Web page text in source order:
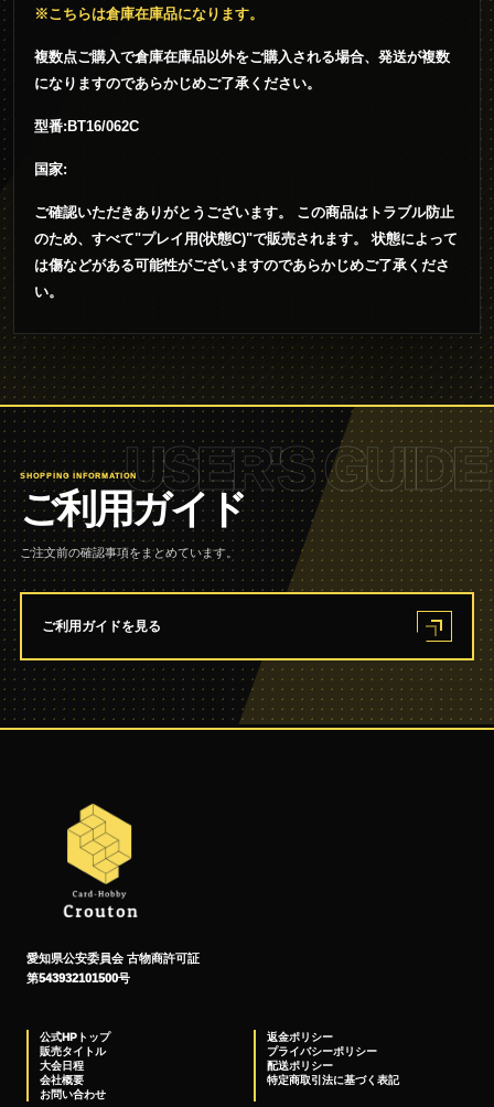
※こちらは倉庫在庫品になります。
複数点ご購入で倉庫在庫品以外をご購入される場合、発送が複数
になりますのであらかじめご了承ください。
型番:BT16/062C
国家:
ご確認いただきありがとうございます。 この商品はトラブル防止
のため、すべて"プレイ用(状態C)"で販売されます。 状態によって
は傷などがある可能性がございますのであらかじめご了承くださ
い。
USER'S GUIDE
SHOPPING INFORMATION
ご利用ガイド
ご注文前の確認事項をまとめています。
ご利用ガイドを見る
愛知県公安委員会 古物商許可証
第543932101500号
公式HPトップ
販売タイトル
大会日程
会社概要
お問い合わせ
返金ポリシー
プライバシーポリシー
配送ポリシー
特定商取引法に基づく表記